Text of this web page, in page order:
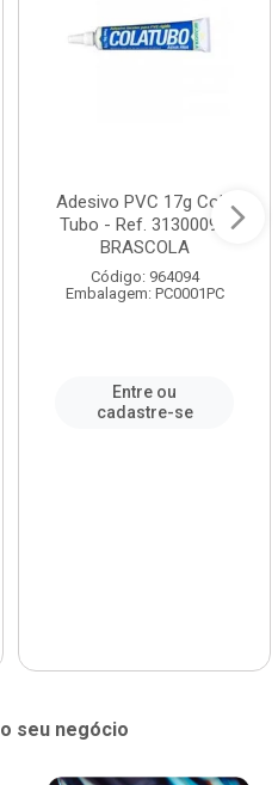
Adesivo PVC 17g Cola
Tubo - Ref. 3130009 -
BRASCOLA
Código: 964094
Embalagem: PC0001PC
Entre ou
cadastre-se
seu negócio